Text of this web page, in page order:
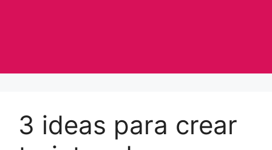
3 ideas para crear